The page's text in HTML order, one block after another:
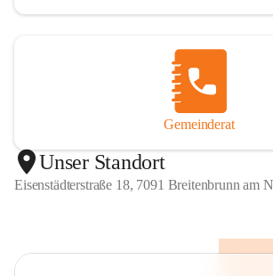
Gemeinderat
Unser Standort
Eisenstädterstraße 18, 7091 Breitenbrunn am